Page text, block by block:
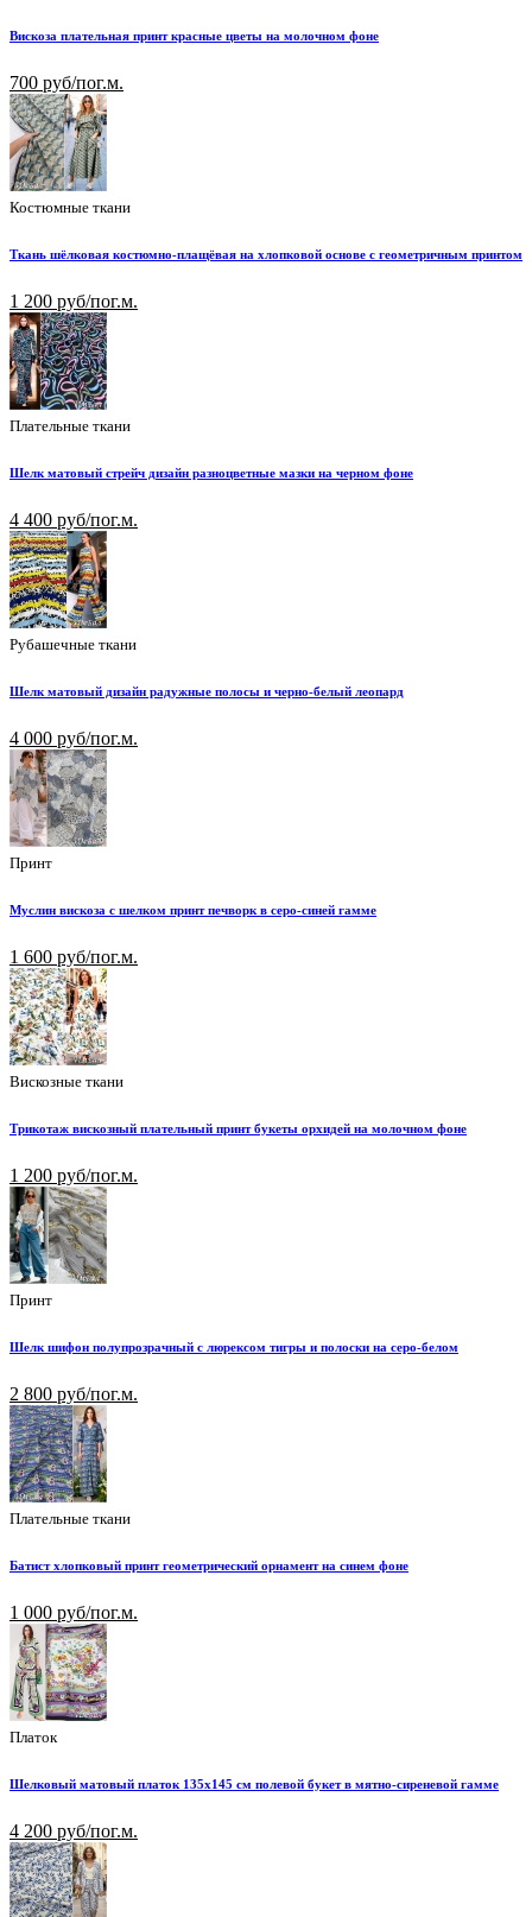
Вискоза плательная принт красные цветы на молочном фоне
700 руб/пог.м.
Костюмные ткани
Ткань шёлковая костюмно-плащёвая на хлопковой основе с геометричным принтом
1 200 руб/пог.м.
Плательные ткани
Шелк матовый стрейч дизайн разноцветные мазки на черном фоне
4 400 руб/пог.м.
Рубашечные ткани
Шелк матовый дизайн радужные полосы и черно-белый леопард
4 000 руб/пог.м.
Принт
Муслин вискоза с шелком принт печворк в серо-синей гамме
1 600 руб/пог.м.
Вискозные ткани
Трикотаж вискозный плательный принт букеты орхидей на молочном фоне
1 200 руб/пог.м.
Принт
Шелк шифон полупрозрачный с люрексом тигры и полоски на серо-белом
2 800 руб/пог.м.
Плательные ткани
Батист хлопковый принт геометрический орнамент на синем фоне
1 000 руб/пог.м.
Платок
Шелковый матовый платок 135х145 см полевой букет в мятно-сиреневой гамме
4 200 руб/пог.м.